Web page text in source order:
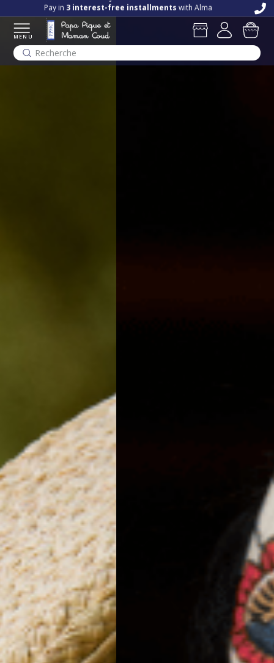
Free delivery and returns in store
Pay in3 interest-free installmentswith Alma
MENU
Recherche